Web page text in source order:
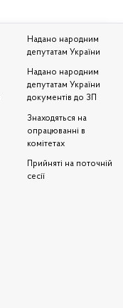
Надано народним
депутатам України
Надано народним
депутатам України
документів до ЗП
Знаходяться на
опрацюванні в
комітетах
Прийняті на поточній
сесії